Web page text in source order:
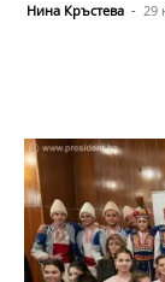
Нина Кръстева - 29